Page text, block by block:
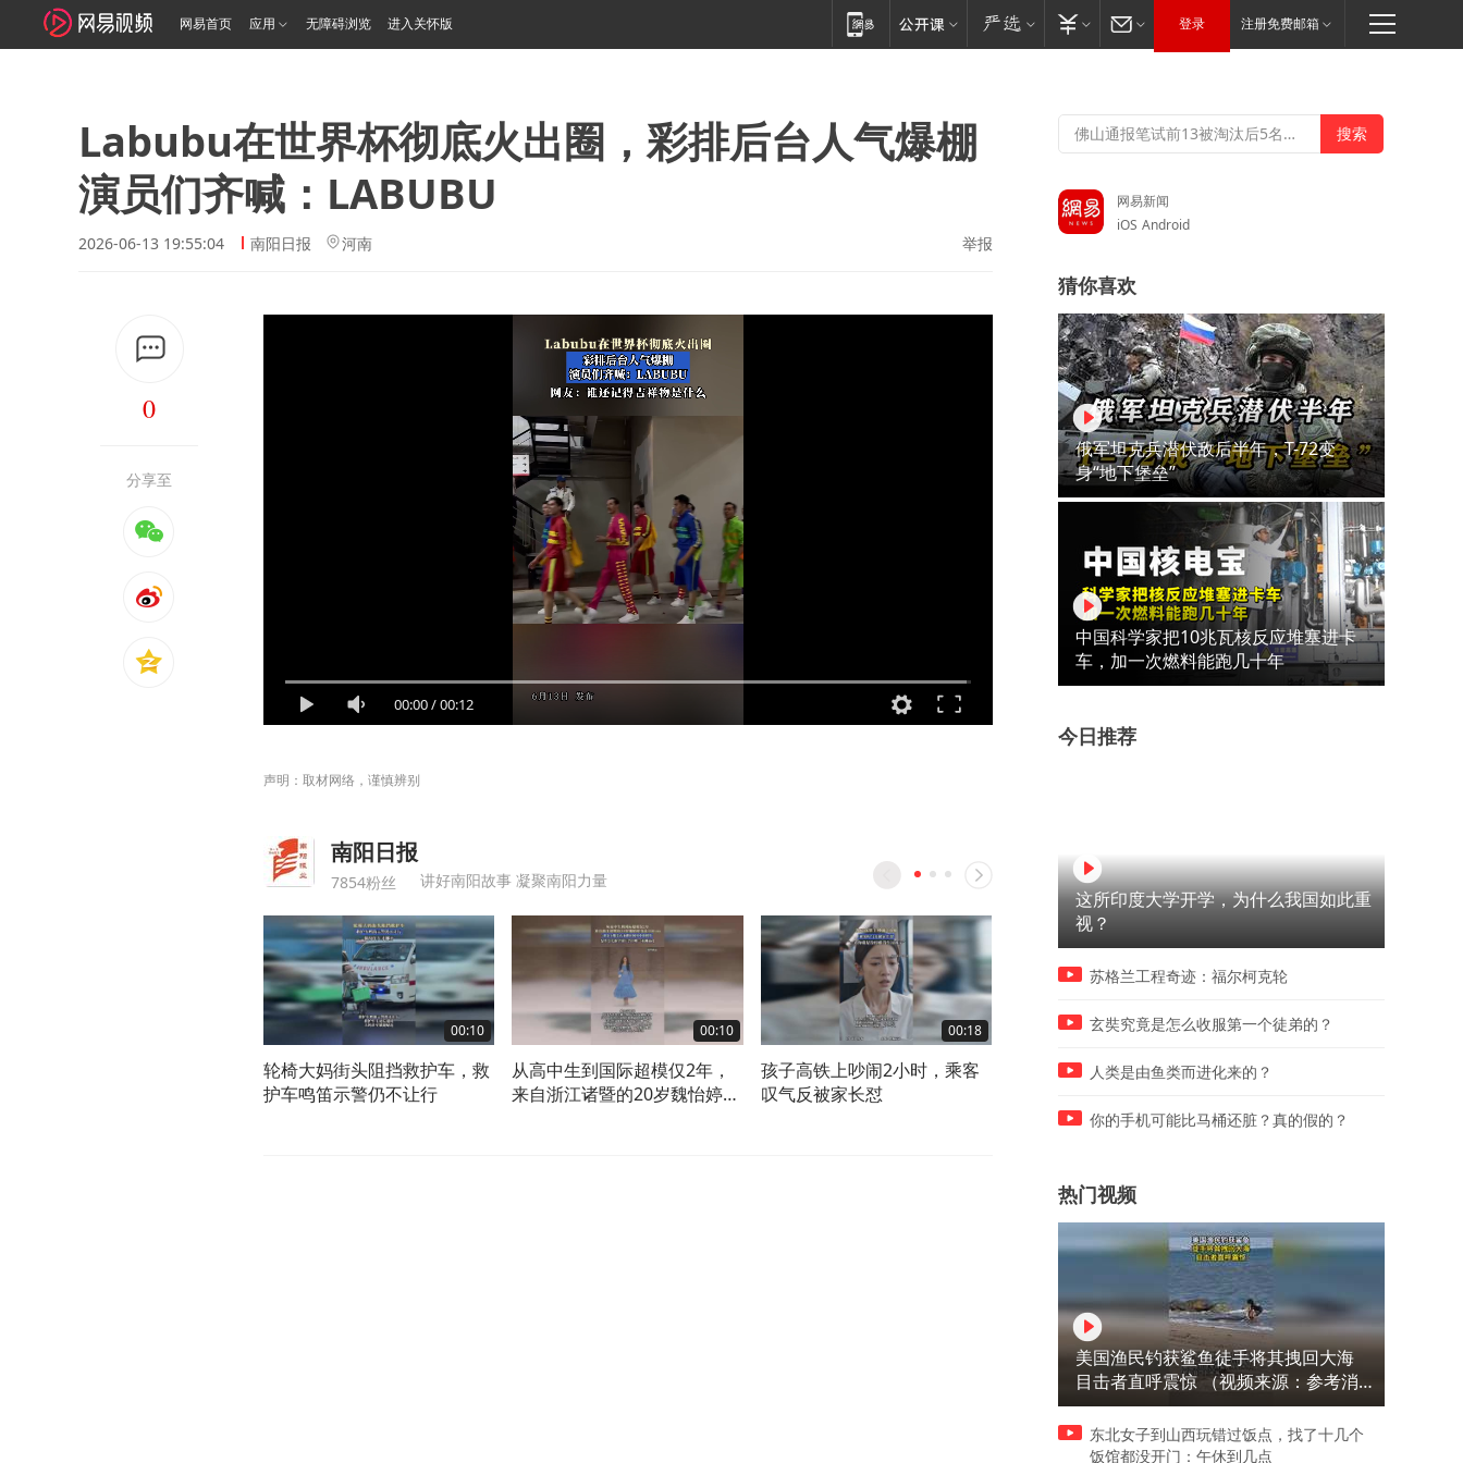
网易首页 应用 无障碍浏览 进入关怀版 登录 注册免费邮箱
Labubu在世界杯彻底火出圈，彩排后台人气爆棚
演员们齐喊：LABUBU
2026-06-13 19:55:04 南阳日报 河南 举报
0
分享至
00:00/00:12
声明：取材网络，谨慎辨别
南阳日报
7854粉丝 讲好南阳故事 凝聚南阳力量
00:10
轮椅大妈街头阻挡救护车，救
护车鸣笛示警仍不让行
00:10
从高中生到国际超模仅2年，
来自浙江诸暨的20岁魏怡婷身
00:18
孩子高铁上吵闹2小时，乘客
叹气反被家长怼
00:08
墨西哥网红直播中当街被枪
泰航拒载22名中国乘客，安
泰国机场致歉：
网易新闻
iOS Android
猜你喜欢
俄军坦克兵潜伏敌后半年，T-72变
身“地下堡垒”
中国科学家把10兆瓦核反应堆塞进卡
车，加一次燃料能跑几十年
今日推荐
这所印度大学开学，为什么我国如此重
视？
苏格兰工程奇迹：福尔柯克轮
玄奘究竟是怎么收服第一个徒弟的？
人类是由鱼类而进化来的？
你的手机可能比马桶还脏？真的假的？
热门视频
美国渔民钓获鲨鱼徒手将其拽回大海
目击者直呼震惊 （视频来源：参考消
息）
东北女子到山西玩错过饭点，找了十几个
饭馆都没开门：午休到几点